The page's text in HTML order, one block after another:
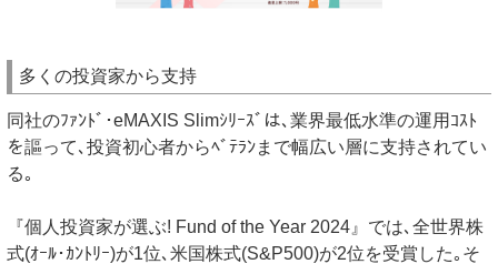
多くの投資家から支持
同社のﾌｧﾝﾄﾞ･eMAXIS Slimｼﾘｰｽﾞは､業界最低水準の運用ｺｽﾄ
を謳って､投資初心者からﾍﾞﾃﾗﾝまで幅広い層に支持されてい
る｡
『個人投資家が選ぶ! Fund of the Year 2024』では､全世界株
式(ｵｰﾙ･ｶﾝﾄﾘｰ)が1位､米国株式(S&P500)が2位を受賞した｡そ